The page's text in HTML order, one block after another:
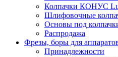
Колпачки КОНУС
Шлифовочные
Основы под
Распродажа
Фрезы, боры для
Принадлежности